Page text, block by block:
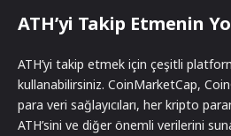
ATH’yi Takip Etmenin
ATH’yi takip etmek için çeşitli
kullanabilirsiniz. CoinMarketCap,
para veri sağlayıcıları, her kripto
ATH’sini ve diğer önemli verilerini